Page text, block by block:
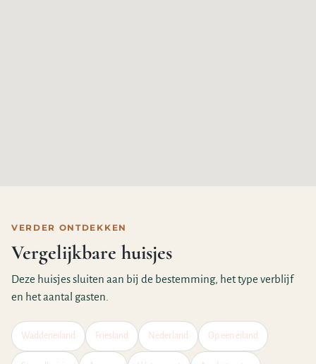
VERDER ONTDEKKEN
Vergelijkbare huisjes
Deze huisjes sluiten aan bij de bestemming, het type verblijf
en het aantal gasten.
Waddeneiland Friesland Nederland Op een eiland